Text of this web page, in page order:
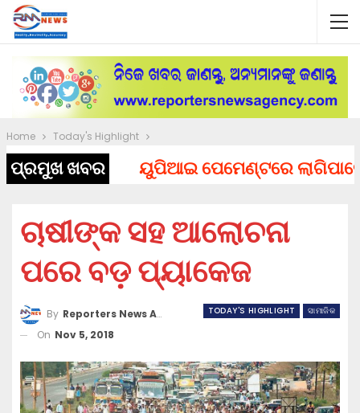
Home Today's Highlight
ପ୍ରମୁଖ ଖବର ୟୁପିଆଇ ପେମେଣ୍ଟରେ ଲାଗିପାରେ
ଚାଷୀଙ୍କ ସହ ଆଲୋଚନା
ପରେ ବଡ଼ ପ୍ୟାକେଜ
TODAY'S HIGHLIGHT ସାମାଜିକ
By Reporters News Agency
On Nov 5, 2018